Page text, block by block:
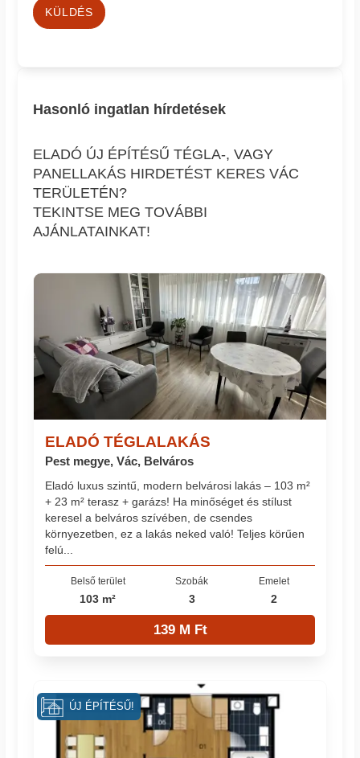
KÜLDÉS
Hasonló ingatlan hírdetések
ELADÓ ÚJ ÉPÍTÉSŰ TÉGLA-, VAGY
PANELLAKÁS HIRDETÉST KERES VÁC
TERÜLETÉN?
TEKINTSE MEG TOVÁBBI
AJÁNLATAINKAT!
ELADÓ TÉGLALAKÁS
Pest megye, Vác, Belváros
Eladó luxus szintű, modern belvárosi lakás – 103 m²
+ 23 m² terasz + garázs! Ha minőséget és stílust
keresel a belváros szívében, de csendes
környezetben, ez a lakás neked való! Teljes körűen
felú...
Belső terület
103 m²
Szobák
3
Emelet
2
139 M Ft
ÚJ ÉPÍTÉSŰ!